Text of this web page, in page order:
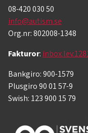
08-420 030 50
info@autism.se
Org.nr: 802008-1348
Fakturor:
Bankgiro: 900-1579
Plusgiro 90 01 57-9
Swish: 123 900 15 79